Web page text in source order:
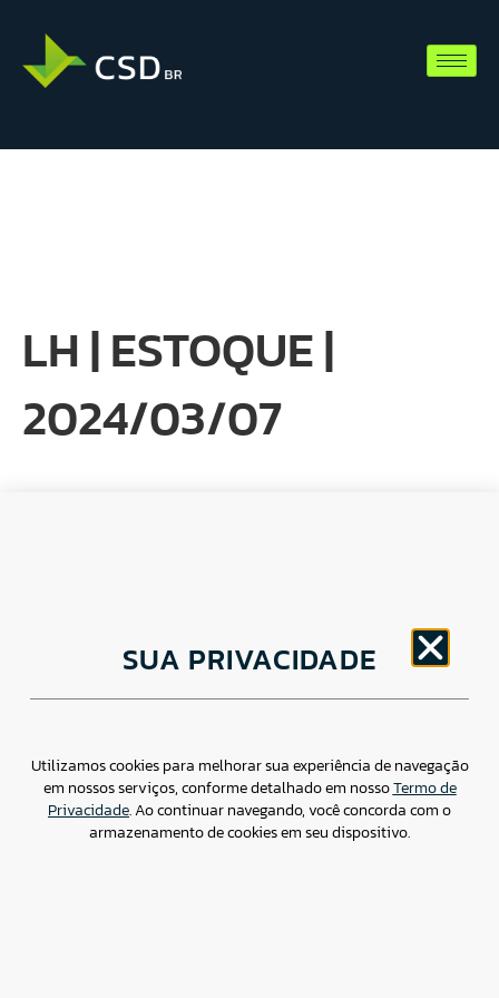
LH | ESTOQUE |
2024/03/07
Av. Brigadeiro Faria Lima, 1779 – 5oAndar Jardim
Paulistano, São Paulo/ SP – CEP: 01452-914
Assessoria de imprensa: imprensa@csdbr.com
SUA PRIVACIDADE
Utilizamos cookies para melhorar sua experiência de navegação
em nossos serviços, conforme detalhado em nossoTermo de
Privacidade. Ao continuar navegando, você concorda com o
armazenamento de cookies em seu dispositivo.